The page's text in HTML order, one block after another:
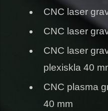
CNC laser
CNC laser
CNC laser
plexiskla 40
CNC plasma
40 mm